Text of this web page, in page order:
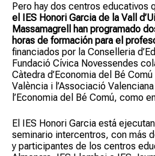
Pero hay dos centros educativos
el IES Honori Garcia de la Vall
Massamagrell han programado
horas de formación para el
financiados por la Conselleria
Fundació Cívica Novessendes
Càtedra d’Economia del Bé
València i l’Associació
l’Economia del Bé Comú, como
El IES Honori Garcia está
seminario intercentros, con más
y participantes de los centros